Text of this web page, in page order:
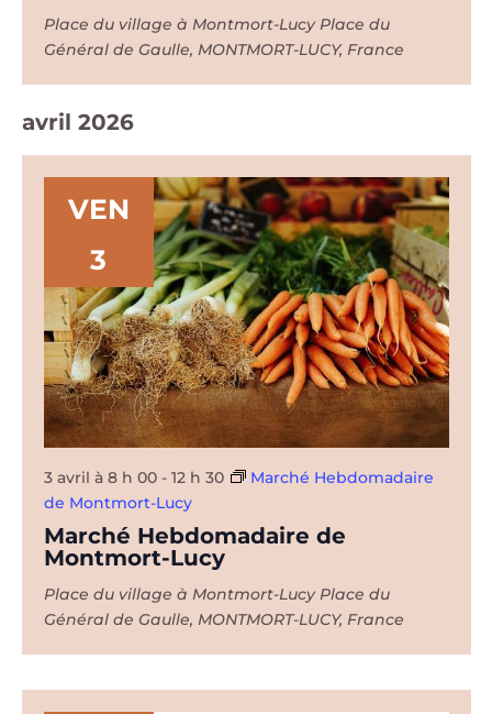
Place du village à Montmort-Lucy Place du
Général de Gaulle, MONTMORT-LUCY, France
avril 2026
VEN
3
Marché Hebdomadaire de
Montmort-Lucy
3 avril à 8 h 00- 12 h 30
Marché Hebdomadaire
de Montmort-Lucy
Place du village à Montmort-Lucy Place du
Général de Gaulle, MONTMORT-LUCY, France